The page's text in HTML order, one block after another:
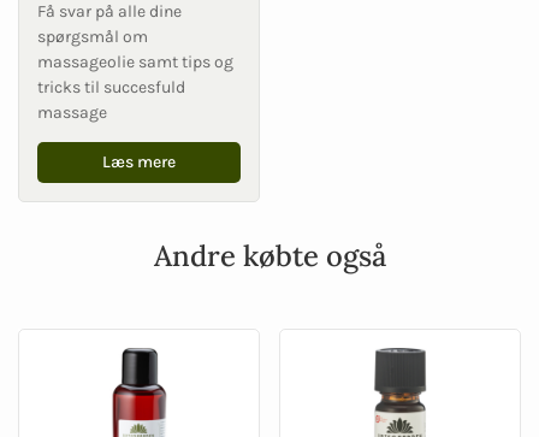
Få svar på alle dine
spørgsmål om
massageolie samt tips og
tricks til succesfuld
massage
Læs mere
Andre købte også